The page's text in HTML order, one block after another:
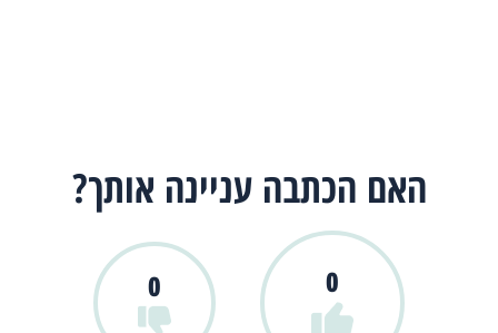
האם הכתבה עניינה אותך?
0
0